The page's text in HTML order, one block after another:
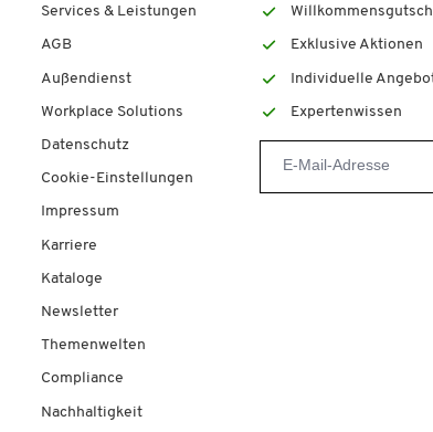
Services & Leistungen
AGB
Außendienst
Workplace Solutions
Datenschutz
Cookie-Einstellungen
Impressum
Karriere
Kataloge
Newsletter
Themenwelten
Compliance
Nachhaltigkeit
Exklusive Aktionen
Individuelle
Expertenwissen